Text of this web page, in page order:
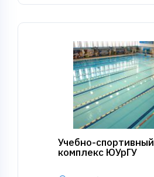
Учебно-спортивный
комплекс ЮУрГУ